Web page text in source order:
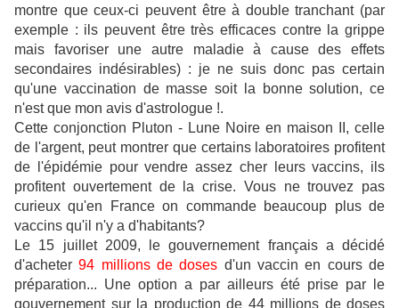
montre que ceux-ci peuvent être à double tranchant (par
exemple : ils peuvent être très efficaces contre la grippe
mais favoriser une autre maladie à cause des effets
secondaires indésirables) : je ne suis donc pas certain
qu'une vaccination de masse soit la bonne solution, ce
n'est que mon avis d'astrologue !.
Cette conjonction Pluton - Lune Noire en maison II, celle
de l'argent, peut montrer que certains laboratoires profitent
de l'épidémie pour vendre assez cher leurs vaccins, ils
profitent ouvertement de la crise. Vous ne trouvez pas
curieux qu'en France on commande beaucoup plus de
vaccins qu'il n'y a d'habitants?
Le 15 juillet 2009, le gouvernement français a décidé
d'acheter94 millions de doses d'un vaccin en cours de
préparation... Une option a par ailleurs été prise par le
gouvernement sur la production de 44 millions de doses